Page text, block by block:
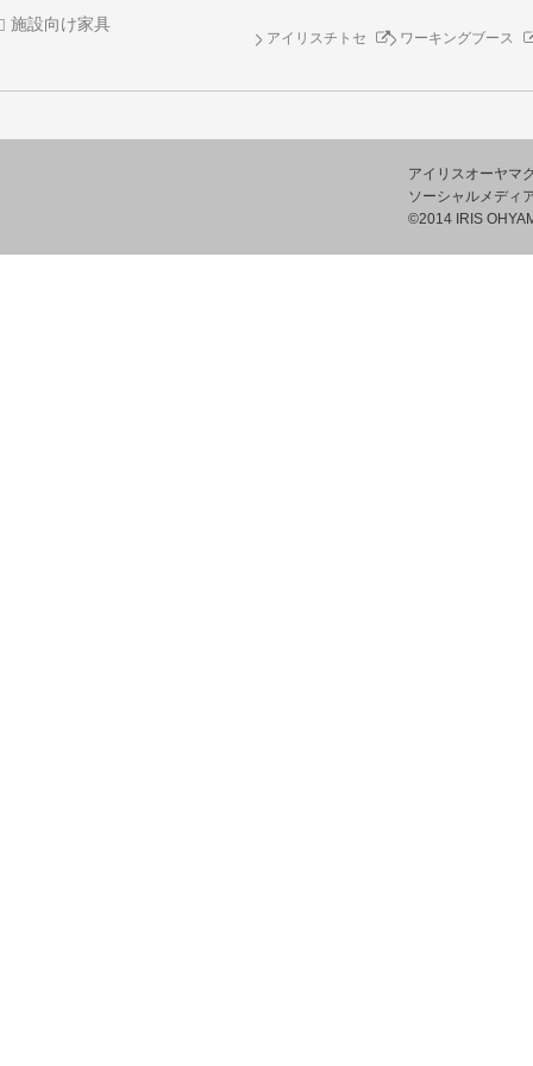
施設向け家具
アイリスチトセ ワーキングブース
アイリスオーヤマ
ソーシャルメディ
©2014 IRIS